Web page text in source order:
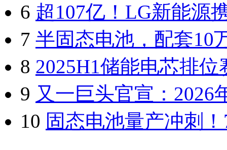
6 超107亿！LG新能源
7 半固态电池，配套10
8 2025H1储能电芯排
9 又一巨头官宣：2026
10 固态电池量产冲刺